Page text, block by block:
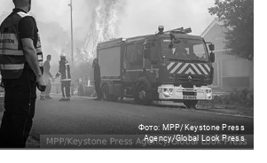
Фото: MPP/Keystone Press
Agency/Global Look Press